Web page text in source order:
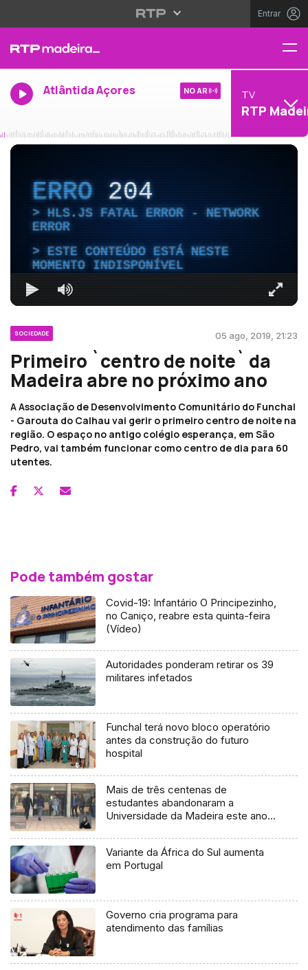
Entrar
Atlântida Açores NO AR TV
RTP
ERRO204
HLS.JS FATAL ERROR - NETWORK
ERROR
ESTE CONTEÚDO ESTÁ NESTE
MOMENTO INDISPONÍVEL
SOCIEDADE 05 ago, 2019, 21:23
Primeiro `centro de noite` da
Madeira abre no próximo ano
A Associação de Desenvolvimento Comunitário do Funchal
- Garouta do Calhau vai gerir o primeiro centro de noite na
região. O espaço no antigo colégio esperança, em São
Pedro, vai também funcionar como centro de dia para 60
utentes.
Pode também gostar
Covid-19: Infantário O Principezinho,
no Caniço, reabre esta quinta-feira
(Vídeo)
Autoridades ponderam retirar os 39
militares infetados
Funchal terá novo bloco operatório
antes da construção do futuro
hospital
Mais de três centenas de
estudantes abandonaram a
Universidade da Madeira este ano
Variante da África do Sul aumenta
em Portugal
Governo cria programa para
atendimento das famílias